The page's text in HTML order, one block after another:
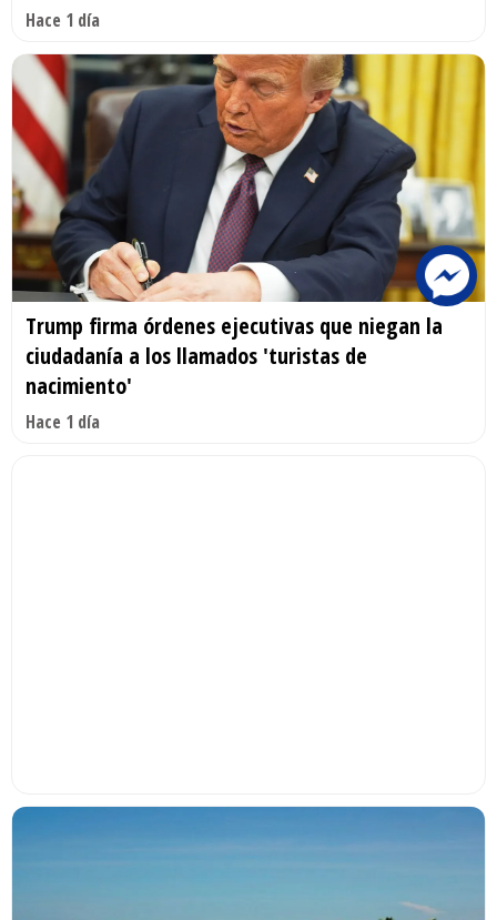
Hace 1 día
Trump firma órdenes ejecutivas que niegan la
ciudadanía a los llamados 'turistas de
nacimiento'
Hace 1 día